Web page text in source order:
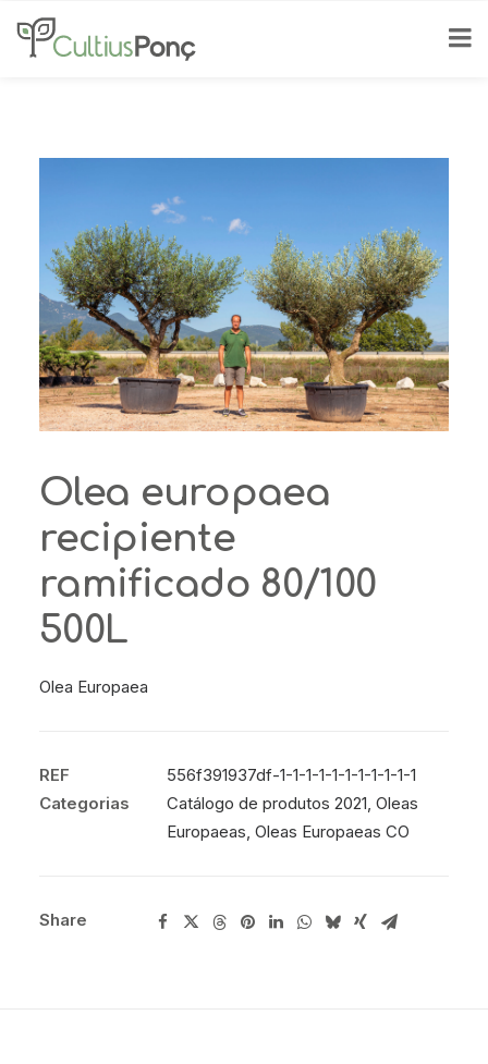
Olea europaea
recipiente
ramificado 80/100
500L
Olea Europaea
REF
556f391937df-1-1-1-1-1-1-1-1-1-1-1
Categorias
Catálogo de produtos 2021, Oleas
Europaeas, Oleas Europaeas CO
Share